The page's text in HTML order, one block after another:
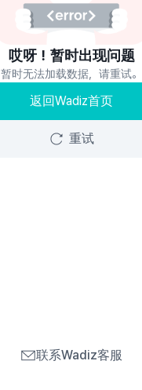
哎呀！暂时出现问题
暂时无法加载数据，请重试。
返回Wadiz首页
重试
联系Wadiz客服